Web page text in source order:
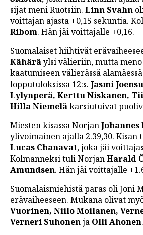
sijat meni Ruotsiin. Linn Svahn
voittajan ajasta +0,15 sekuntia.
Ribom. Hän jäi voittajalle +0,16.
Suomalaiset hiihtivät
Kähäräylsi välieriin, mutta
kaatumiseen välierässä
lopputuloksissa 12:s. Jasmi
Lylynperä, Kerttu Niskanen,
Hilla Niemeläkarsiutuivat
Miesten kisassa NorjanJohannes
ylivoimainen ajalla 2.39,30. Kisan
Lucas Chanavat, joka jäi
Kolmanneksi tuli NorjanHarald
Amundsen. Hän jäi voittajalle
Suomalaismiehistä paras oli Joni
erävaiheeseen. Mukana olivat
Vuorinen, Niilo Moilanen,
Verneri Suhonenja Olli Ahonen.
VIDEOT
PODCASTIT
KOLUMNIT